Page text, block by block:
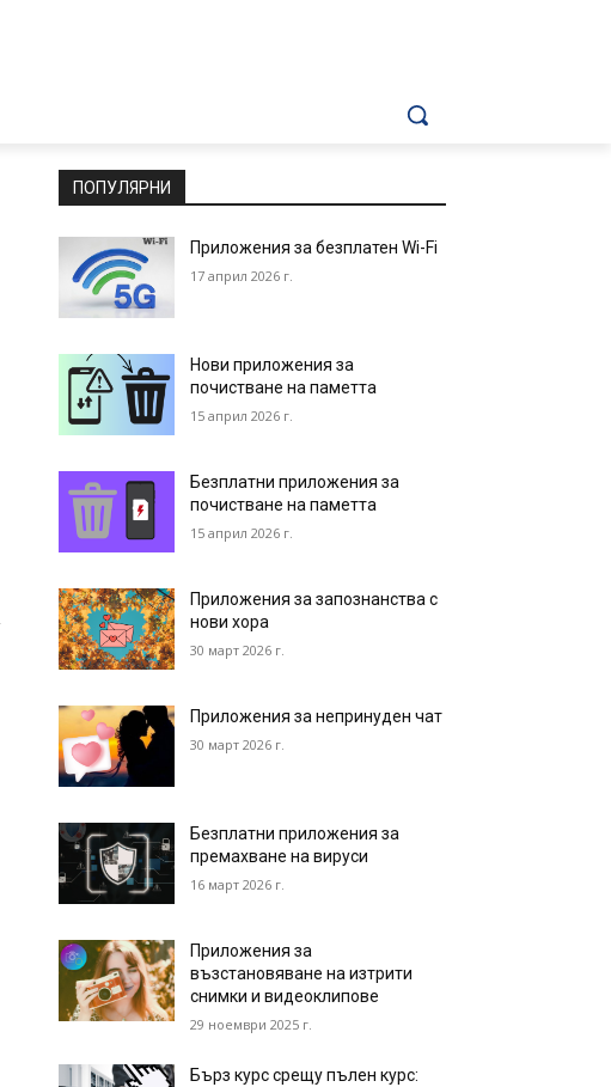
ПОПУЛЯРНИ
Приложения за безплатен Wi-Fi
17 април 2026 г.
Нови приложения за
почистване на паметта
15 април 2026 г.
Безплатни приложения за
почистване на паметта
15 април 2026 г.
Приложения за запознанства с
нови хора
30 март 2026 г.
Приложения за непринуден чат
30 март 2026 г.
Безплатни приложения за
премахване на вируси
16 март 2026 г.
Приложения за
възстановяване на изтрити
снимки и видеоклипове
29 ноември 2025 г.
Бърз курс срещу пълен курс: